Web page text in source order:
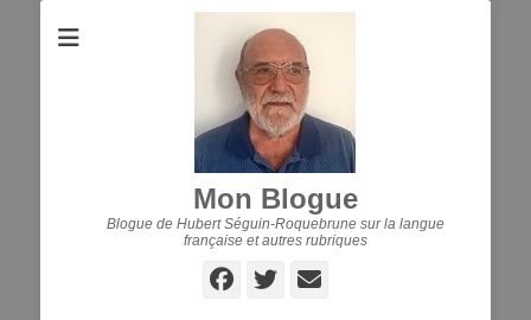
Mon Blogue
Blogue de Hubert Séguin-Roquebrune sur la langue
française et autres rubriques
Facebook
Twitter
E-